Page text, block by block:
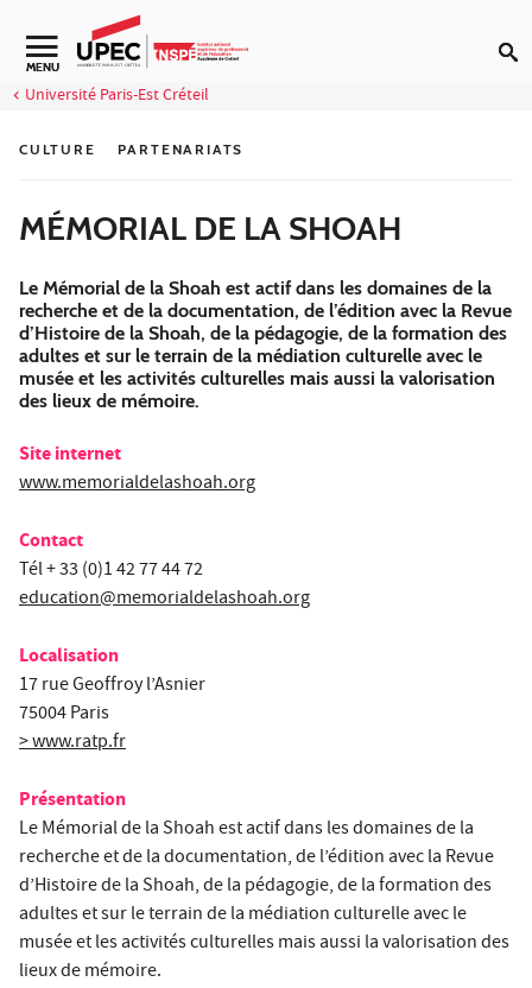
Aller au contenu
Navigation secondaire
MENU
Université Paris-Est Créteil
CULTURE PARTENARIATS
MÉMORIAL DE LA SHOAH
Le Mémorial de la Shoah est actif dans les domaines de la
recherche et de la documentation, de l’édition avec la Revue
d’Histoire de la Shoah, de la pédagogie, de la formation des
adultes et sur le terrain de la médiation culturelle avec le
musée et les activités culturelles mais aussi la valorisation
des lieux de mémoire.
Site internet
www.memorialdelashoah.org
Contact
Tél + 33 (0)1 42 77 44 72
education@memorialdelashoah.org
Localisation
17 rue Geoffroy l’Asnier
75004 Paris
> www.ratp.fr
Présentation
Le Mémorial de la Shoah est actif dans les domaines de la
recherche et de la documentation, de l’édition avec la Revue
d’Histoire de la Shoah, de la pédagogie, de la formation des
adultes et sur le terrain de la médiation culturelle avec le
musée et les activités culturelles mais aussi la valorisation des
lieux de mémoire.